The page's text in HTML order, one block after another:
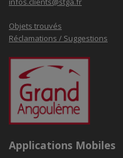
Objets trouvés
Réclamations / Suggestions
Applications Mobiles